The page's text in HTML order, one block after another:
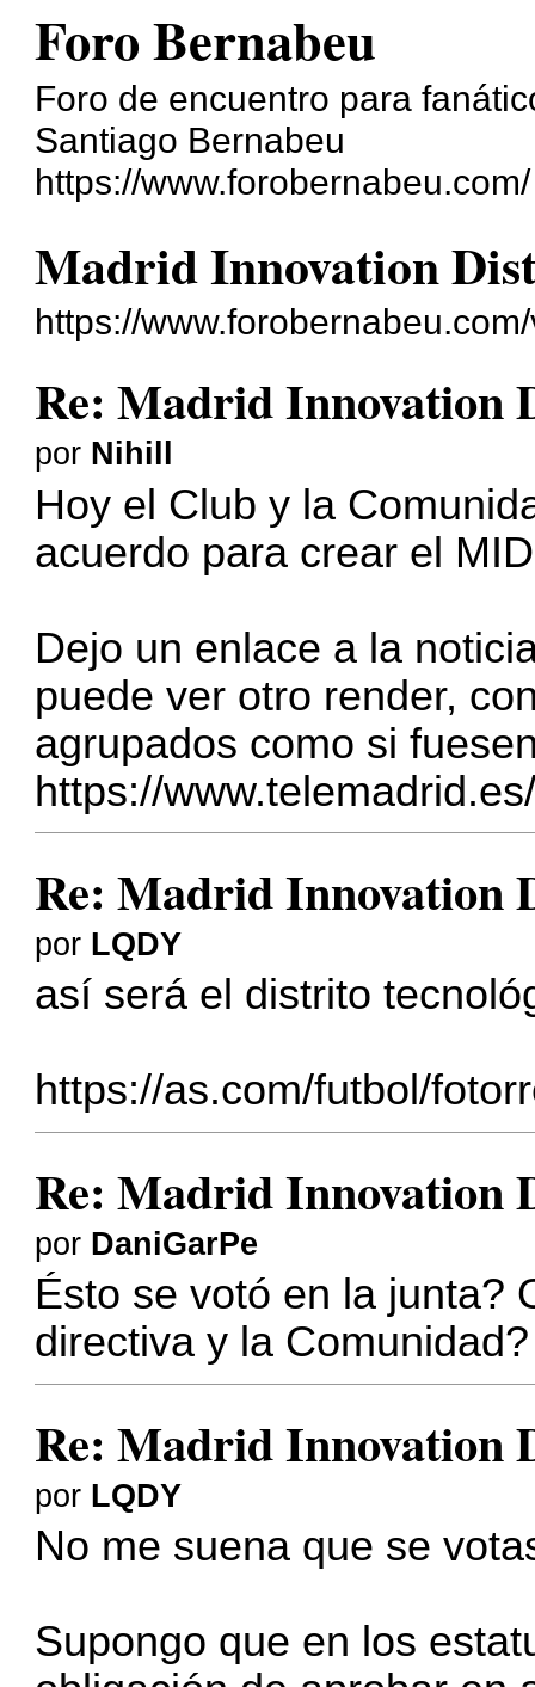
Foro Bernabeu
Foro de encuentro para
Santiago Bernabeu
https://www.forobernabeu.com/
Madrid Innovation
https://
Re: Madrid Innovation
por Nihill
Hoy el Club y la
acuerdo para crear el
Dejo un enlace a la
puede ver otro render,
agrupados como si
https://
Re: Madrid Innovation
por LQDY
así será el distrito
https://as.com/futbol/
Re: Madrid Innovation
por DaniGarPe
Ésto se votó en la junta?
directiva y la Comunidad?
Re: Madrid Innovation
por LQDY
No me suena que se
Supongo que en los